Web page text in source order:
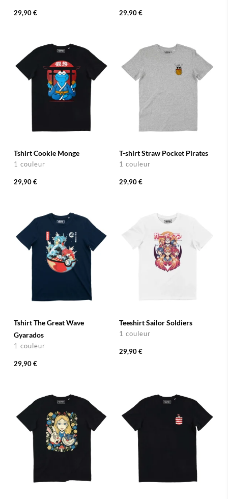
29,90 € 29,90 €
Tshirt Cookie Monge
1 couleur
29,90 €
T-shirt Straw Pocket Pirates
1 couleur
29,90 €
Tshirt The Great Wave
Gyarados
1 couleur
29,90 €
Teeshirt Sailor Soldiers
1 couleur
29,90 €